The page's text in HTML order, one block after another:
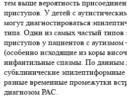
тем выше вероятность
приступов. У детей с
могут диагностироваться
типа. Одни из самых частый типов
приступов у пациентов с
(особенно исходящие из коры
инфантильные спазмы. По данным
субклинические
разные временные промежутки
диагнозом РАС.